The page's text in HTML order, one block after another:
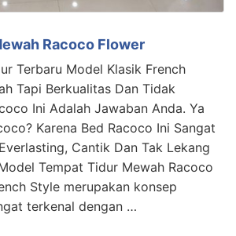
Racoco Flower
Terbaru Model Klasik French
Tapi Berkualitas Dan Tidak
Ini Adalah Jawaban Anda. Ya
Karena Bed Racoco Ini Sangat
Cantik Dan Tak Lekang
Tempat Tidur Mewah Racoco
Style merupakan konsep
terkenal dengan …